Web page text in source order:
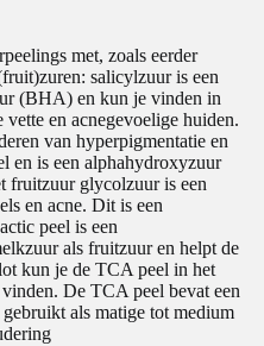
met, zoals eerder
salicylzuur is een
(BHA) en kun je vinden in
vette en acnegevoelige huiden.
van hyperpigmentatie en
en is een alphahydroxyzuur
fruitzuur glycolzuur is een
en acne. Dit is een
peel is een
als fruitzuur en helpt de
kun je de TCA peel in het
De TCA peel bevat een
als matige tot medium